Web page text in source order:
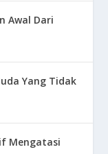
Awal Dari
Yang Tidak
Mengatasi